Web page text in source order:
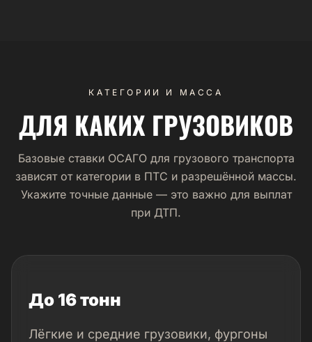
КАТЕГОРИИ И МАССА
ДЛЯ КАКИХ ГРУЗОВИКОВ
Базовые ставки ОСАГО для грузового транспорта
зависят от категории в ПТС и разрешённой массы.
Укажите точные данные — это важно для выплат
при ДТП.
До 16 тонн
Лёгкие и средние грузовики, фургоны